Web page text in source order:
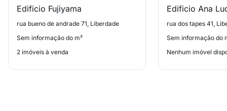
Edificio Fujiyama
rua bueno de andrade 71, Liberdade
Sem informação do m²
2 imóveis à venda
Edificio Ana
rua dos tapes 41,
Sem informação do
Nenhum imóvel